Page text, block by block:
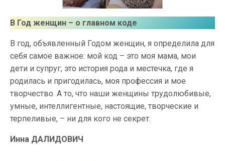
В Год женщин – о главном коде
В год, объявленный Годом женщин, я определила для
себя самое важное: мой код – это моя мама, мои
дети и супруг, это история рода и местечка, где я
родилась и пригодилась, моя профессия и мое
творчество. А то, что наши женщины трудолюбивые,
умные, интеллигентные, настоящие, творческие и
терпеливые, – ни для кого не секрет.
Инна ДАЛИДОВИЧ